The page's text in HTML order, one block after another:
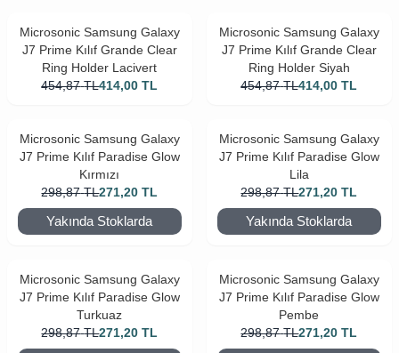
Microsonic Samsung Galaxy
J7 Prime Kılıf Grande Clear
Ring Holder Lacivert
454,87 TL414,00 TL
Microsonic Samsung Galaxy
J7 Prime Kılıf Grande Clear
Ring Holder Siyah
454,87 TL414,00 TL
Microsonic Samsung Galaxy
J7 Prime Kılıf Paradise Glow
Kırmızı
298,87 TL271,20 TL
Yakında Stoklarda
Microsonic Samsung Galaxy
J7 Prime Kılıf Paradise Glow
Lila
298,87 TL271,20 TL
Yakında Stoklarda
Microsonic Samsung Galaxy
J7 Prime Kılıf Paradise Glow
Turkuaz
298,87 TL271,20 TL
Microsonic Samsung Galaxy
J7 Prime Kılıf Paradise Glow
Pembe
298,87 TL271,20 TL